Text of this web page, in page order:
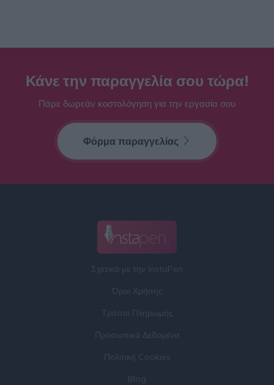
Κάνε την παραγγελία σου τώρα!
Πάρε δωρεάν κοστολόγηση για την εργασία σου
Φόρμα παραγγελίας
Σχετικά με την InstaPen
Όροι Χρήσης
Τρόποι Πληρωμής
Προσωπικά Δεδομένα
Πολιτική Cookies
Blog